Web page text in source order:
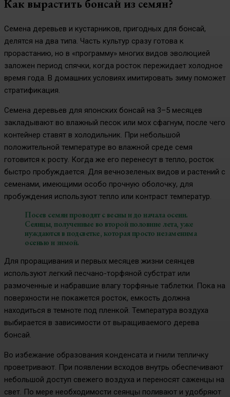
Как вырастить бонсай из семян?
Семена деревьев и кустарников, пригодных для бонсай,
делятся на два типа. Часть культур сразу готова к
прорастанию, но в «программу» многих видов эволюцией
заложен период спячки, когда росток пережидает холодное
время года. В домашних условиях имитировать зиму поможет
стратификация.
Семена деревьев для японских бонсай на 3–5 месяцев
закладывают во влажный песок или мох сфагнум, после чего
контейнер ставят в холодильник. При небольшой
положительной температуре во влажной среде семя
готовится к росту. Когда же его перенесут в тепло, росток
быстро пробуждается. Для вечнозеленых видов и растений с
семенами, имеющими особо прочную оболочку, для
пробуждения используют тепло или контраст температур.
Посев семян проводят с весны и до начала осени.
Сеянцы, полученные во второй половине лета, уже
нуждаются в подсветке, которая просто незаменима
осенью и зимой.
Для проращивания и первых месяцев жизни сеянцев
используют легкий песчано-торфяной субстрат или
размоченные и набравшие влагу торфяные таблетки. Пока на
поверхности не покажется росток, емкость должна
находиться в темноте под пленкой. Температура воздуха
выбирается в зависимости от выращиваемого дерева
бонсай.
Во избежание образования конденсата и гнили тепличку
проветривают. При появлении всходов внутрь обеспечивают
небольшой доступ свежего воздуха и переносят саженцы на
свет. По мере необходимости сеянцы поливают и удобряют